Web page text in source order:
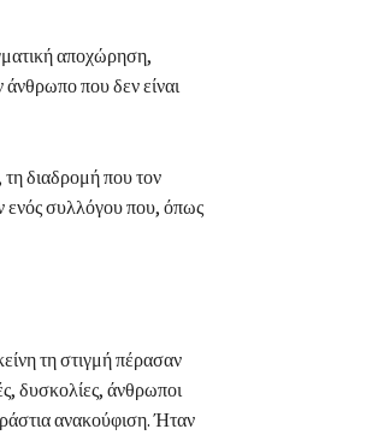
αποχώρηση,
που δεν είναι
διαδρομή που τον
ενός συλλόγου που, όπως
τη στιγμή πέρασαν
δυσκολίες, άνθρωποι
ανακούφιση. Ήταν